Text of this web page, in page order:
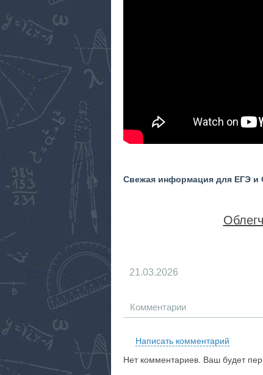
Свежая информация для ЕГЭ и
21.03.2026
Комментарии
Написать комментарий
Нет комментариев. Ваш будет